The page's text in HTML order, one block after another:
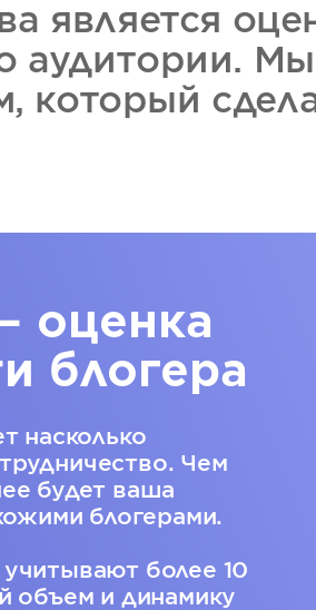
является
аудитории.
который
оценка
блогера
насколько
Чем
будет ваша
блогерами.
более 10
объем и динамику